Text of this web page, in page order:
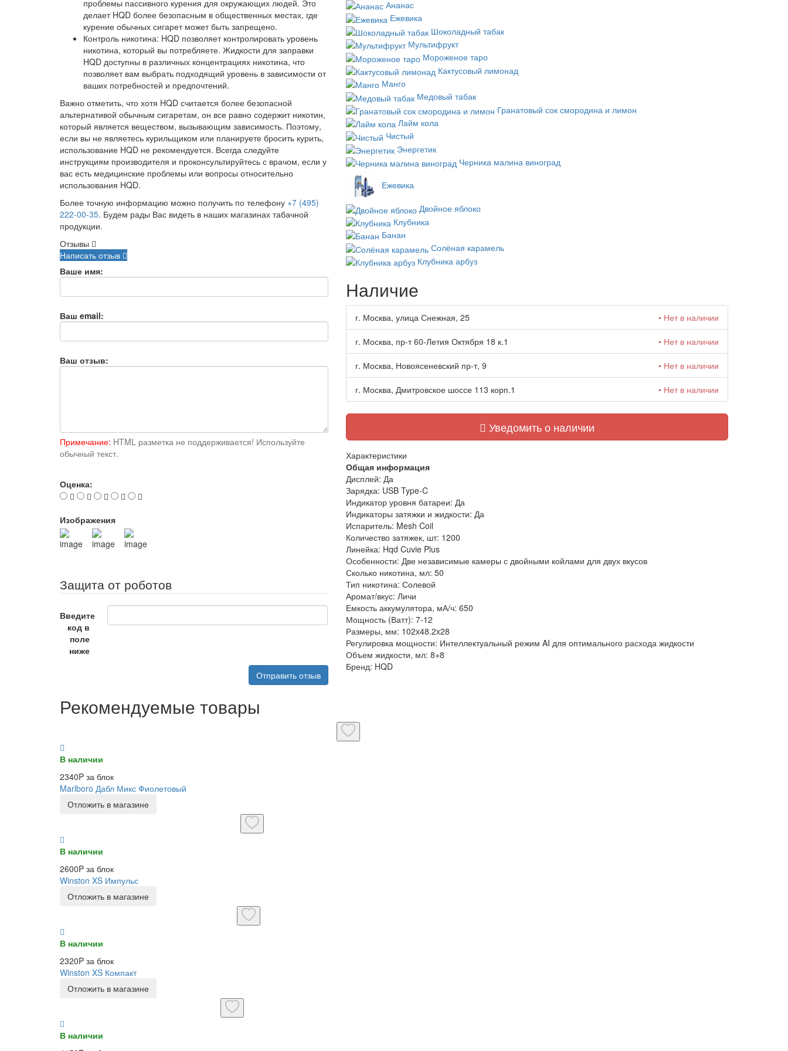
проблемы пассивного курения для окружающих людей. Это
делает HQD более безопасным в общественных местах, где
курение обычных сигарет может быть запрещено.
Контроль никотина: HQD позволяет контролировать уровень
никотина, который вы потребляете. Жидкости для заправки
HQD доступны в различных концентрациях никотина, что
позволяет вам выбрать подходящий уровень в зависимости от
ваших потребностей и предпочтений.
Важно отметить, что хотя HQD считается более безопасной
альтернативой обычным сигаретам, он все равно содержит никотин,
который является веществом, вызывающим зависимость. Поэтому,
если вы не являетесь курильщиком или планируете бросить курить,
использование HQD не рекомендуется. Всегда следуйте
инструкциям производителя и проконсультируйтесь с врачом, если у
вас есть медицинские проблемы или вопросы относительно
использования HQD.
Более точную информацию можно получить по телефону +7 (495)
222-00-35. Будем рады Вас видеть в наших магазинах табачной
продукции.
Отзывы
Написать отзыв
Ваше имя:
Ваш email:
Ваш отзыв:
Примечание: HTML разметка не поддерживается! Используйте
обычный текст.
Оценка:
Изображения
Защита от роботов
Введите
код в
поле
ниже
Отправить отзыв
Ананас
Ежевика
Шоколадный табак
Мультифрукт
Мороженое таро
Кактусовый лимонад
Манго
Медовый табак
Гранатовый сок смородина и лимон
Лайм кола
Чистый
Энергетик
Черника малина виноград
Ежевика
Двойное яблоко
Клубника
Банан
Солёная карамель
Клубника арбуз
Наличие
г. Москва, улица Снежная, 25 • Нет в наличии
г. Москва, пр-т 60-Летия Октября 18 к.1 • Нет в наличии
г. Москва, Новоясеневский пр-т, 9 • Нет в наличии
г. Москва, Дмитровское шоссе 113 корп.1 • Нет в наличии
Уведомить о наличии
Характеристики
Общая информация
Дисплей: Да
Зарядка: USB Type-C
Индикатор уровня батареи: Да
Индикаторы затяжки и жидкости: Да
Испаритель: Mesh Coil
Количество затяжек, шт: 1200
Линейка: Hqd Cuvie Plus
Особенности: Две независимые камеры с двойными койлами для двух вкусов
Сколько никотина, мл: 50
Тип никотина: Солевой
Аромат/вкус: Личи
Емкость аккумулятора, мА/ч: 650
Мощность (Ватт): 7-12
Размеры, мм: 102x48.2x28
Регулировка мощности: Интеллектуальный режим AI для оптимального расхода жидкости
Объем жидкости, мл: 8+8
Бренд: HQD
Рекомендуемые товары
В наличии
2340P за блок
Marlboro Дабл Микс Фиолетовый
Отложить в магазине
В наличии
2600P за блок
Winston XS Импульс
Отложить в магазине
В наличии
2320P за блок
Winston XS Компакт
Отложить в магазине
В наличии